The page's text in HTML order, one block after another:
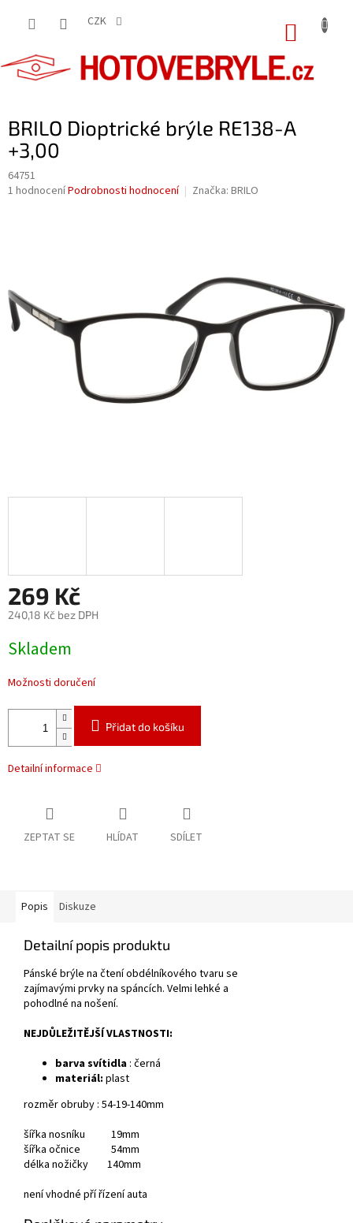
CZK
BRILO Dioptrické brýle RE138-A
+3,00
64751
Průměrné
hvězdiček.
1 hodnoceníPodrobnosti hodnocení Značka: BRILO
269 Kč
240,18 Kč bez DPH
cena:
Skladem
Možnosti doručení
Přidat do košíku
Detailní informace
ZEPTAT SE HLÍDAT SDÍLET
Popis Diskuze
Detailní popis produktu
Pánské brýle na čtení obdélníkového tvaru se
zajímavými prvky na spáncích. Velmi lehké a
pohodlné na nošení.
NEJDŮLEŽITĚJŠÍ VLASTNOSTI:
barva svítidla : černá
materiál: plast
rozměr obruby : 54-19-140mm
šířka nosníku 19mm
šířka očnice 54mm
délka nožičky 140mm
není vhodné pří řízení auta